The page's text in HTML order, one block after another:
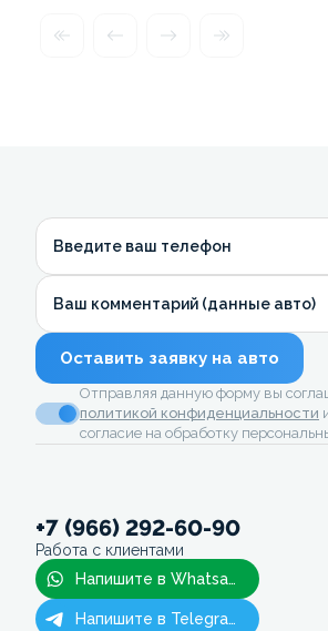
Введите ваш телефон
Ваш комментарий (данные авто)
Оставить заявку на авто
Отправляя данную форму вы
политикой конфиденциальности
согласие на обработку
+7 (966) 292-60-90
Работа с клиентами
Напишите в Whatsapp
Напишите в Telegram